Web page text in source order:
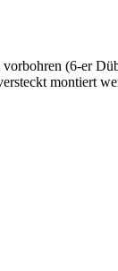
(6-er
montiert